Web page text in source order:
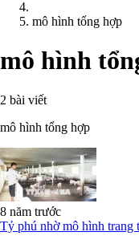
mô hình tổng hợp
mô hình
2 bài viết
mô hình tổng hợp
8 năm trước
Tỷ phú nhờ mô hình trang